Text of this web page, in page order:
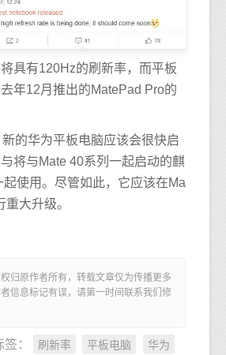
具有120Hz的刷新率，而平板
年12月推出的MatePad Pro的
的华为平板电脑应该会很快启
将与Mate 40系列一起启动的麒
起使用。尽管如此，它应该在Ma
大升级。
归原作者所有，转载文章仅为传播更多
信息标记有误，请第一时间联系我们修
签： 刷新率 平板电脑 华为